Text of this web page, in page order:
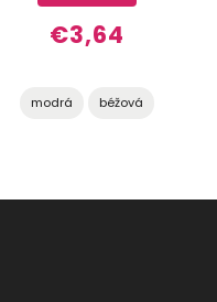
€3,64
modrá béžová